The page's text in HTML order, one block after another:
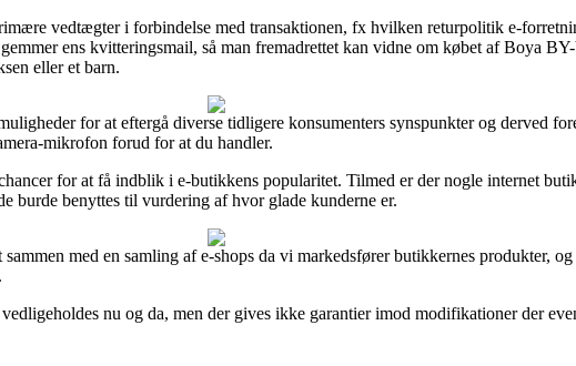
vedtægter i forbindelse med transaktionen, fx hvilken returpolitik e-
ens kvitteringsmail, så man fremadrettet kan vidne om købet af Boya
eller et barn.
for at eftergå diverse tidligere konsumenters synspunkter og derved
mikrofon forud for at du handler.
for at få indblik i e-butikkens popularitet. Tilmed er der nogle internet
burde benyttes til vurdering af hvor glade kunderne er.
med en samling af e-shops da vi markedsfører butikkernes produkter,
nu og da, men der gives ikke garantier imod modifikationer der